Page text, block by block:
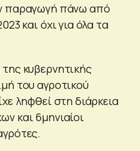
παραγωγή πάνω από
και όχι για όλα τα
κυβερνητικής
του αγροτικού
ληφθεί στη διάρκεια
και 6μηνιαίοι